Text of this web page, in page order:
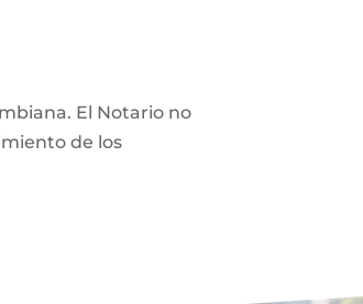
El Notario no
de los